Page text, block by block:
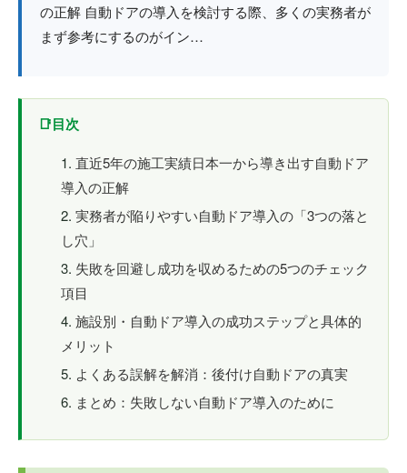
の正解 自動ドアの導入を検討する際、多くの実務者が
まず参考にするのがイン…
目次
直近5年の施工実績日本一から導き出す自動ドア
導入の正解
実務者が陥りやすい自動ドア導入の「3つの落と
し穴」
失敗を回避し成功を収めるための5つのチェック
項目
施設別・自動ドア導入の成功ステップと具体的
メリット
よくある誤解を解消：後付け自動ドアの真実
まとめ：失敗しない自動ドア導入のために